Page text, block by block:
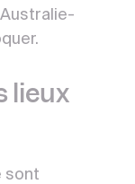
lieux
sont